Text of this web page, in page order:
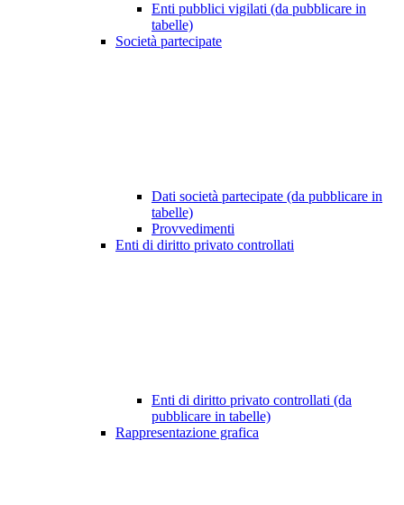
Enti pubblici vigilati (da pubblicare in
tabelle)
Società partecipate
Dati società partecipate (da pubblicare in
tabelle)
Provvedimenti
Enti di diritto privato controllati
Enti di diritto privato controllati (da
pubblicare in tabelle)
Rappresentazione grafica